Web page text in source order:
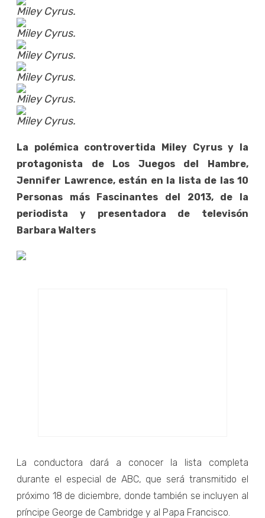
Miley Cyrus.
Miley Cyrus.
Miley Cyrus.
Miley Cyrus.
Miley Cyrus.
Miley Cyrus.
La polémica controvertida Miley Cyrus y la
protagonista de Los Juegos del Hambre,
Jennifer Lawrence, están en la lista de las 10
Personas más Fascinantes del 2013, de la
periodista y presentadora de televisón
Barbara Walters
La conductora dará a conocer la lista completa
durante el especial de ABC, que será transmitido el
próximo 18 de diciembre, donde también se incluyen al
príncipe George de Cambridge y al Papa Francisco.